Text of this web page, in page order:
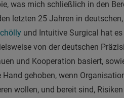
was mich schließlich in den
letzten 25 Jahren in
und Intuitive Surgical hat
von der deutschen
und Kooperation basiert,
Hand gehoben, wenn
wollen, und bereit sind,